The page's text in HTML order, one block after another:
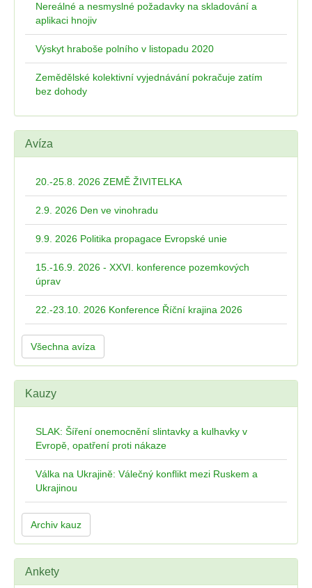
Nereálné a nesmyslné požadavky na skladování a
aplikaci hnojiv
Výskyt hraboše polního v listopadu 2020
Zemědělské kolektivní vyjednávání pokračuje zatím
bez dohody
Avíza
20.-25.8. 2026 ZEMĚ ŽIVITELKA
2.9. 2026 Den ve vinohradu
9.9. 2026 Politika propagace Evropské unie
15.-16.9. 2026 - XXVI. konference pozemkových
úprav
22.-23.10. 2026 Konference Říční krajina 2026
Všechna avíza
Kauzy
SLAK: Šíření onemocnění slintavky a kulhavky v
Evropě, opatření proti nákaze
Válka na Ukrajině: Válečný konflikt mezi Ruskem a
Ukrajinou
Archiv kauz
Ankety